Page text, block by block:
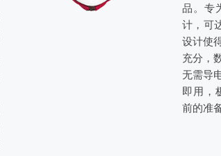
品。专
计，可
设计使
充分，
无需导
即用，
前的准